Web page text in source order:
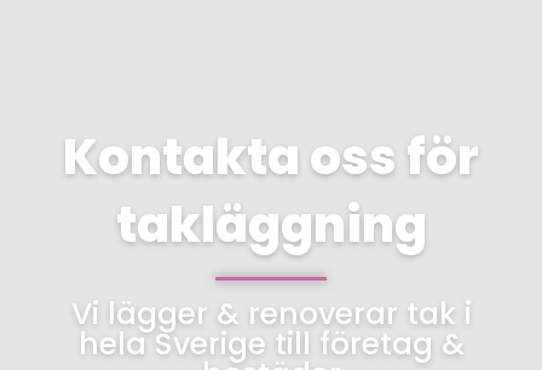
Kontakta oss för
takläggning
Vi lägger & renoverar tak i
hela Sverige till företag &